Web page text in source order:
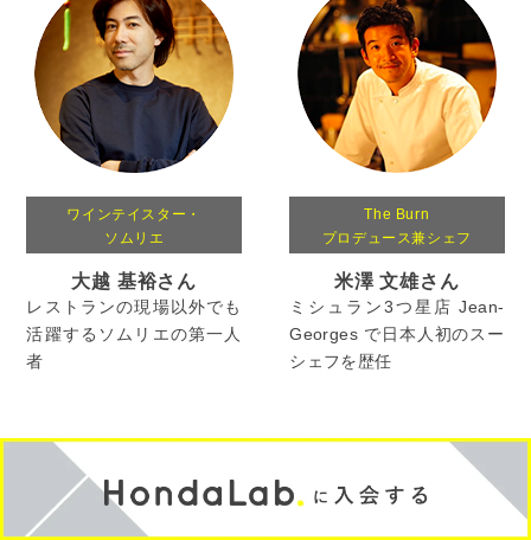
ワインテイスター・
ソムリエ
大越 基裕さん
レストランの現場以外でも
活躍するソムリエの第一人
者
The Burn
プロデュース兼シェフ
米澤 文雄さん
ミシュラン3つ星店 Jean-
Georges で日本人初のスー
シェフを歴任